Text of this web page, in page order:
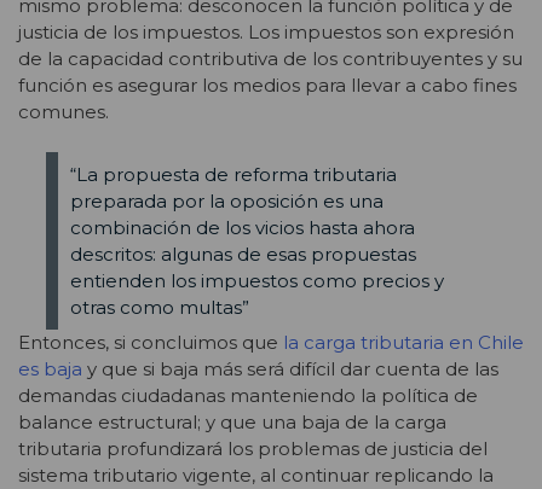
mismo problema: desconocen la función política y de
justicia de los impuestos. Los impuestos son expresión
de la capacidad contributiva de los contribuyentes y su
función es asegurar los medios para llevar a cabo fines
comunes.
“La propuesta de reforma tributaria
preparada por la oposición es una
combinación de los vicios hasta ahora
descritos: algunas de esas propuestas
entienden los impuestos como precios y
otras como multas”
Entonces, si concluimos que la carga tributaria en Chile
es baja y que si baja más será difícil dar cuenta de las
demandas ciudadanas manteniendo la política de
balance estructural; y que una baja de la carga
tributaria profundizará los problemas de justicia del
sistema tributario vigente, al continuar replicando la